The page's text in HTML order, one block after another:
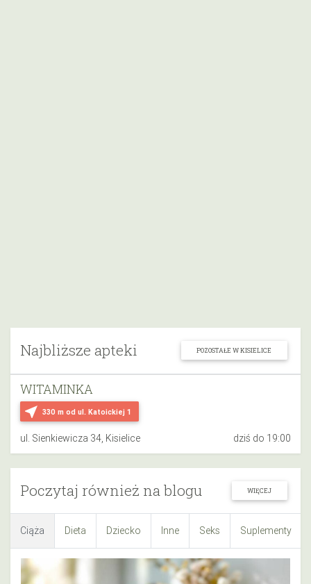
Najbliższe apteki POZOSTAŁE W KISIELICE
near_me 330 m od ul. Katoickiej 1
WITAMINKA
ul. Sienkiewicza 34, Kisielice dziś do 19:00
Poczytaj również na blogu WIĘCEJ
Ciąża Dieta Dziecko Inne Seks Suplementy